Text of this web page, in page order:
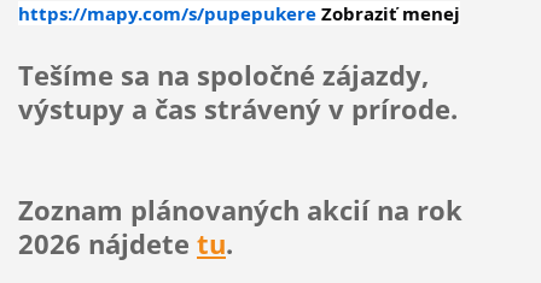
https://mapy.com/s/pupepukere Zobraziť menej
Tešíme sa na spoločné zájazdy,
výstupy a čas strávený v prírode.
Zoznam plánovaných akcií na rok
2026 nájdete tu.